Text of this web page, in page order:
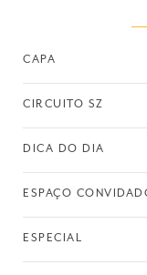
CAPA
CIRCUITO SZ
DICA DO DIA
ESPAÇO
ESPECIAL